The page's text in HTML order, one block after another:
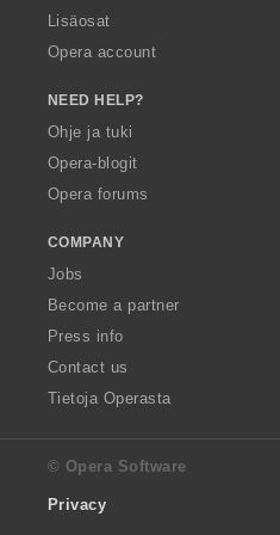
Lisäosat
Opera account
NEED HELP?
Ohje ja tuki
Opera-blogit
Opera forums
COMPANY
Jobs
Become a partner
Press info
Contact us
Tietoja Operasta
© Opera Software
Privacy